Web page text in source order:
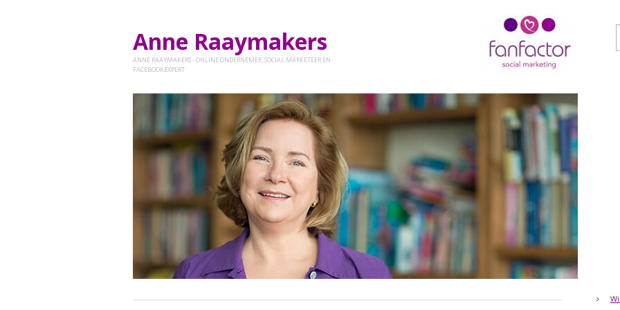
Anne Raaymakers
ANNE RAAYMAKERS - ONLINE ONDERNEMER, SOCIAL MARKETEER EN
FACEBOOKEXPERT